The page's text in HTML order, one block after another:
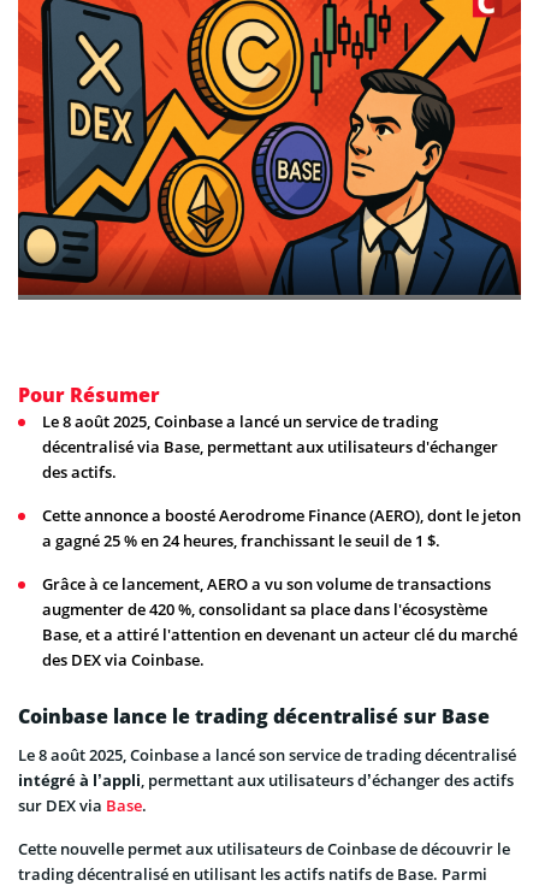
Pour Résumer
Le 8 août 2025, Coinbase a lancé un service de trading
décentralisé via Base, permettant aux utilisateurs d'échanger
des actifs.
Cette annonce a boosté Aerodrome Finance (AERO), dont le jeton
a gagné 25 % en 24 heures, franchissant le seuil de 1 $.
Grâce à ce lancement, AERO a vu son volume de transactions
augmenter de 420 %, consolidant sa place dans l'écosystème
Base, et a attiré l'attention en devenant un acteur clé du marché
des DEX via Coinbase.
Coinbase lance le trading décentralisé sur Base
Le 8 août 2025, Coinbase a lancé son service de trading décentralisé
intégré à l’appli, permettant aux utilisateurs d’échanger des actifs
sur DEX via Base.
Cette nouvelle permet aux utilisateurs de Coinbase de découvrir le
trading décentralisé en utilisant les actifs natifs de Base. Parmi